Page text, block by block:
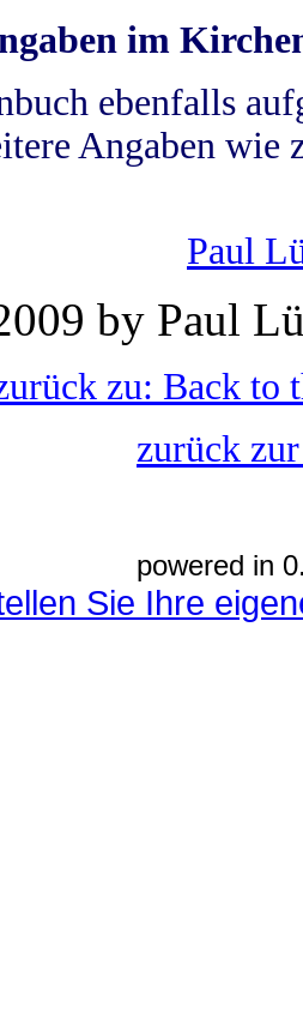
im
ebenfalls
Angaben wie
Paul
by Paul
zu: Back to
zurück
powered in
Sie Ihre